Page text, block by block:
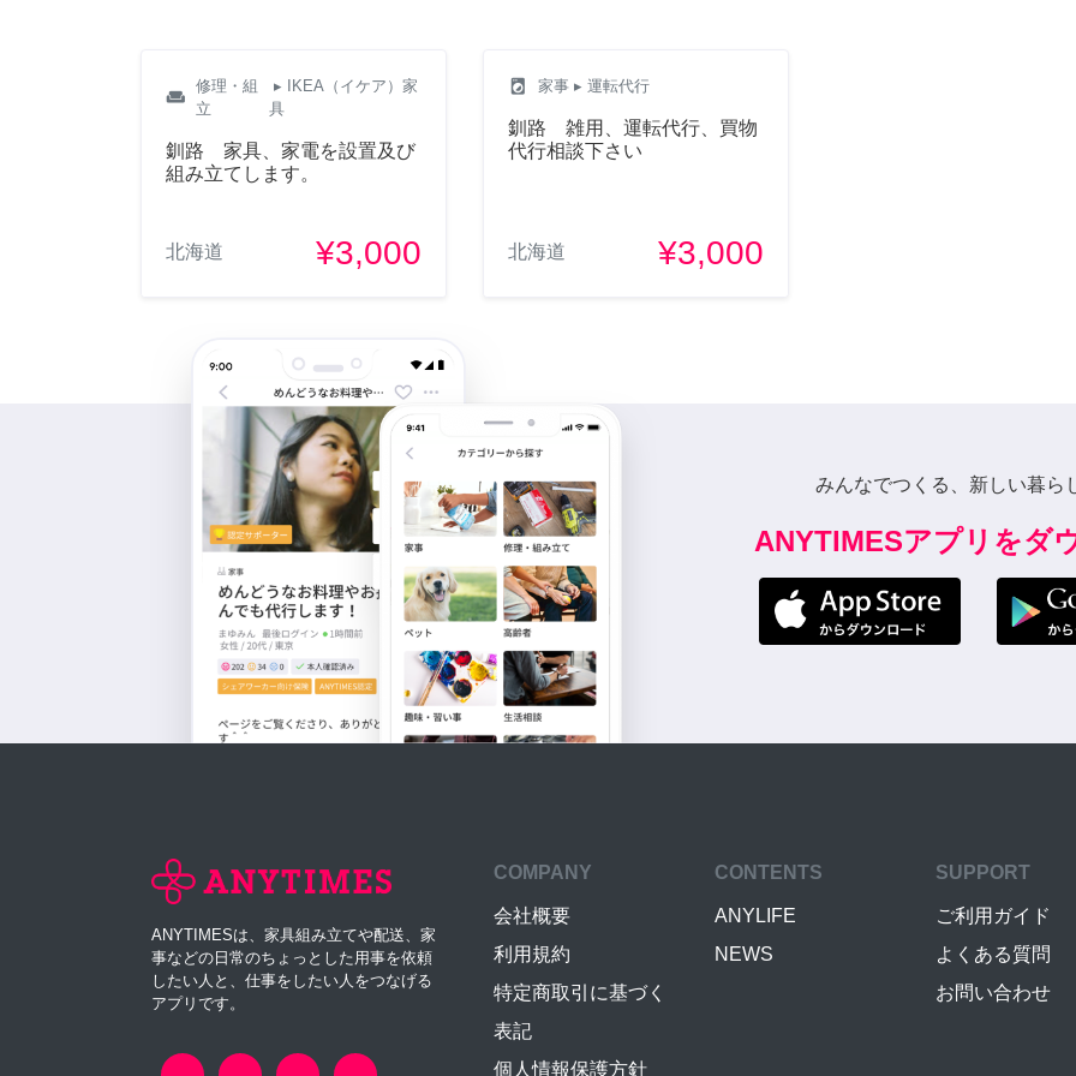
weekend
修理・組
立
▸ IKEA（イケア）家
具
釧路 家具、家電を設置及び
組み立てします。
北海道 ¥3,000
local_laundry_service 家事 ▸ 運転代行
釧路 雑用、運転代行、買物
代行相談下さい
北海道 ¥3,000
みんなでつくる、新しい暮ら
ANYTIMESアプリをダ
ANYTIMESは、家具組み立てや配送、家
事などの日常のちょっとした用事を依頼
したい人と、仕事をしたい人をつなげる
アプリです。
COMPANY
会社概要
利用規約
特定商取引に基づく
表記
個人情報保護方針
CONTENTS
ANYLIFE
NEWS
SUPPORT
ご利用ガイド
よくある質問
お問い合わせ